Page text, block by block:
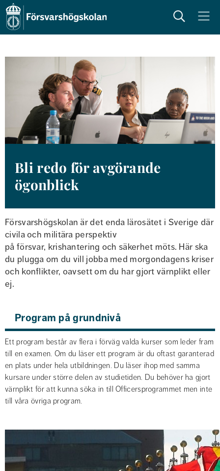
Sök Meny
Bli redo för avgörande
ögonblick
Försvarshögskolan är det enda lärosätet i Sverige där
civila och militära perspektiv
på försvar, krishantering och säkerhet möts. Här ska
du plugga om du vill jobba med morgondagens kriser
och konflikter, oavsett om du har gjort värnplikt eller
ej.
Program på grundnivå
Ett program består av flera i förväg valda kurser som leder fram
till en examen. Om du läser ett program är du oftast garanterad
en plats under hela utbildningen. Du läser ihop med samma
kursare under större delen av studietiden. Du behöver ha gjort
värnplikt för att kunna söka in till Officersprogrammet men inte
till våra övriga program.